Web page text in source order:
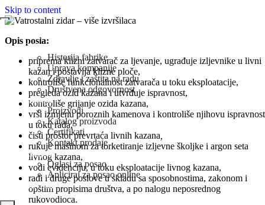
Skip to content
Naslovna
O Nama
Historija fabrike
Uprava kompanije
Zdravlje i zaštita na radu
Društvena odgovornost
Prodaja
Proizvodi
Katalog proizvoda
Certifikati
Kontakt prodaje
Karijera
Oglasi za posao
Apliciraj za posao online
Novosti
Opis posla:
priprema klizni zatvarač za ljevanje, ugrađuje izljevnike u livni
kazan i postavlja klizne ploče,
kontroliše funkcionalnost zatvarača u toku eksploatacije,
pregleda ozid kazana i utvrđuje ispravnost,
kontroliše grijanje ozida kazana,
vrši izmjenu poroznih kamenova i kontroliše njihovu ispravnost
u toku rada,
čisti prostor prevrtaća livnih kazana
rukuje mašinom za torketiranje izljevne školjke i argon seta
livnog kazana,
vodi evidenciju, u toku eksploatacije livnog kazana,
radi i druge poslove u skladu sa sposobnostima, zakonom i
opštim propisima društva, a po nalogu neposrednog
rukovodioca.